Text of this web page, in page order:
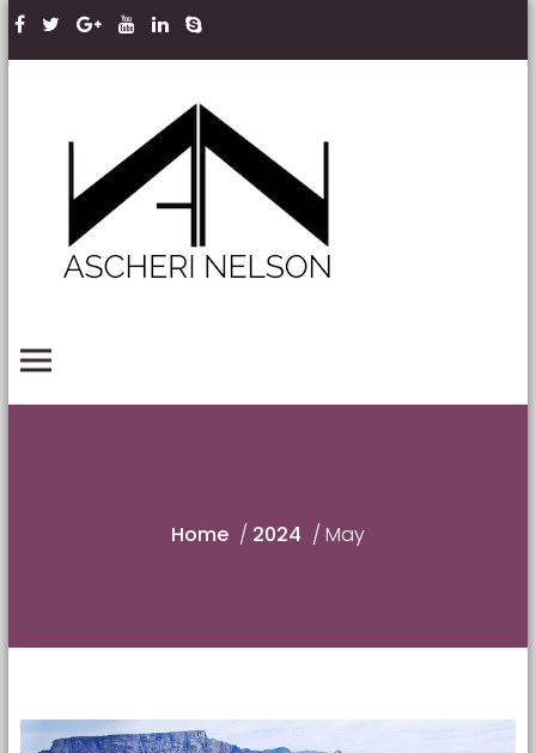
Skip to content
Home / 2024 / May